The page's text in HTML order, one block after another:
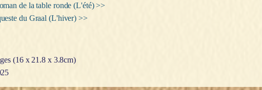
de la table ronde (L'été) >>
du Graal (L'hiver) >>
(16 x 21.8 x 3.8cm)